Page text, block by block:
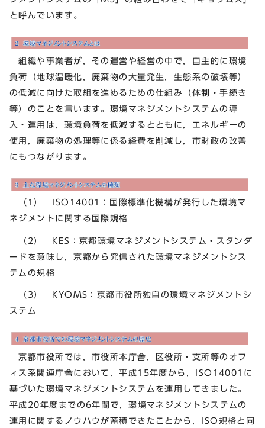
と呼んでいます。
組織や事業者が，その運営や経営の中で，自主的に環境
負荷（地球温暖化，廃棄物の大量発生，生態系の破壊等）
の低減に向けた取組を進めるための仕組み（体制・手続き
等）のことを言います。環境マネジメントシステムの導
入・運用は，環境負荷を低減するとともに，エネルギーの
使用，廃棄物の処理等に係る経費を削減し，市財政の改善
にもつながります。
（1） ISO14001：国際標準化機構が発行した環境マ
ネジメントに関する国際規格
（2） KES：京都環境マネジメントシステム・スタンダ
ードを意味し，京都から発信された環境マネジメントシス
テムの規格
（3） KYOMS：京都市役所独自の環境マネジメントシ
ステム
京都市役所では，市役所本庁舎，区役所・支所等のオフ
ィス系関連庁舎において，平成15年度から，ISO14001に
基づいた環境マネジメントシステムを運用してきました。
平成20年度までの6年間で，環境マネジメントシステムの
運用に関するノウハウが蓄積できたことから，ISO規格と同